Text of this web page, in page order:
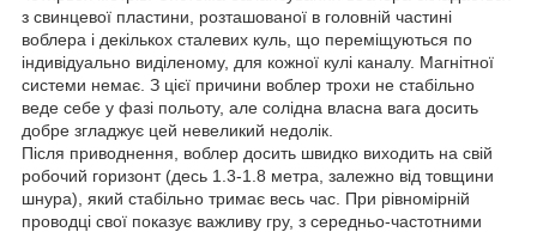
з свинцевої пластини, розташованої в головній частині
воблера і декількох сталевих куль, що переміщуються по
індивідуально виділеному, для кожної кулі каналу. Магнітної
системи немає. З цієї причини воблер трохи не стабільно
веде себе у фазі польоту, але солідна власна вага досить
добре згладжує цей невеликий недолік.
Після приводнення, воблер досить швидко виходить на свій
робочий горизонт (десь 1.3-1.8 метра, залежно від товщини
шнура), який стабільно тримає весь час. При рівномірній
проводці свої показує важливу гру, з середньо-частотними